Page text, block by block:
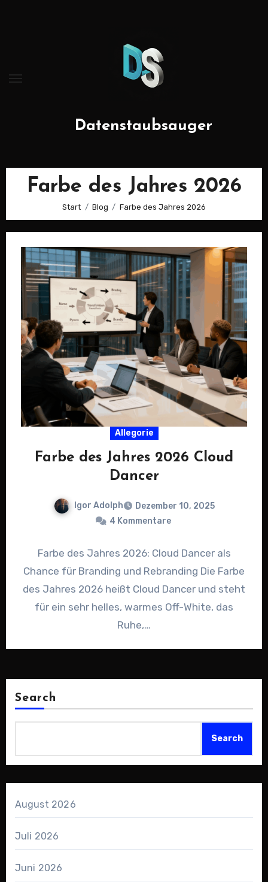
Datenstaubsauger
Farbe des Jahres 2026
Start Blog Farbe des Jahres 2026
Allegorie
Farbe des Jahres 2026 Cloud
Dancer
Igor Adolph
Dezember 10, 2025
4 Kommentare
Farbe des Jahres 2026: Cloud Dancer als
Chance für Branding und Rebranding Die Farbe
des Jahres 2026 heißt Cloud Dancer und steht
für ein sehr helles, warmes Off-White, das
Ruhe,…
Search
Search
August 2026
Juli 2026
Juni 2026